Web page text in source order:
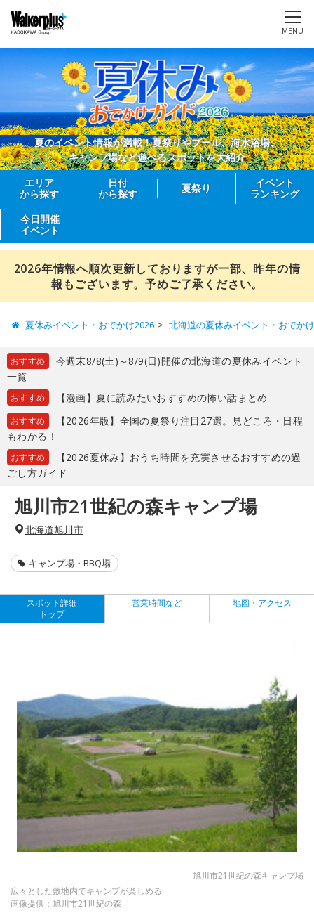
MENU
夏のイベント情報が満載！夏祭りやプール、海水浴場、
キャンプ場など遊べるスポットを大紹介
エリア
から探す
日付
から探す
夏祭り
イベント
ランキング
今日開催
イベント
2026年情報へ順次更新しておりますが一部、昨年の情
報もございます。予めご了承ください。
夏休みイベント・おでかけ2026 北海道の夏休みイベント・おでか
おすすめ
今週末8/8(土)～8/9(日)開催の北海道の夏休みイベント
一覧
おすすめ 【漫画】夏に読みたいおすすめの怖い話まとめ
おすすめ
【2026年版】全国の夏祭り注目27選。見どころ・日程
もわかる！
おすすめ
【2026夏休み】おうち時間を充実させるおすすめの過
ごし方ガイド
旭川市21世紀の森キャンプ場
北海道旭川市
キャンプ場・BBQ場
スポット詳細
トップ
営業時間など 地図・アクセス
旭川市21世紀の森キャンプ場
広々とした敷地内でキャンプが楽しめる
画像提供：旭川市21世紀の森